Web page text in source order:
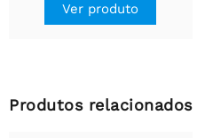
Ver produto
Produtos relacionados